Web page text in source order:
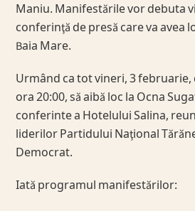
Maniu. Manifestările vor debuta
conferinţă de presă care va avea
Baia Mare.
Urmând ca tot vineri, 3 februarie,
ora 20:00, să aibă loc la Ocna
conferinte a Hotelului Salina,
liderilor Partidului Naţional
Democrat.
Iată programul manifestărilor: